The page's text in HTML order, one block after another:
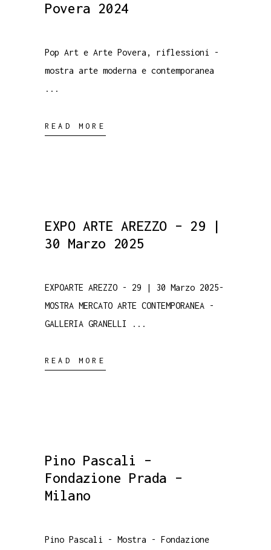
Povera 2024
Pop Art e Arte Povera, riflessioni -
mostra arte moderna e contemporanea
READ MORE
EXPO ARTE AREZZO – 29 |
30 Marzo 2025
EXPOARTE AREZZO - 29 | 30 Marzo 2025-
MOSTRA MERCATO ARTE CONTEMPORANEA -
GALLERIA GRANELLI
READ MORE
Pino Pascali –
Fondazione Prada –
Milano
Pino Pascali - Mostra - Fondazione